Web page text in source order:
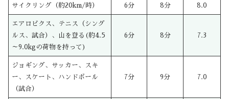
サイクリング（約20km/時） 6分 8分 8.0
エアロビクス、テニス（シング
ルス、試合）、山を登る(約4.5
～9.0kgの荷物を持って)
6分 8分 7.3
ジョギング、サッカー、スキ
ー、スケート、ハンドボール
（試合）
7分 9分 7.0